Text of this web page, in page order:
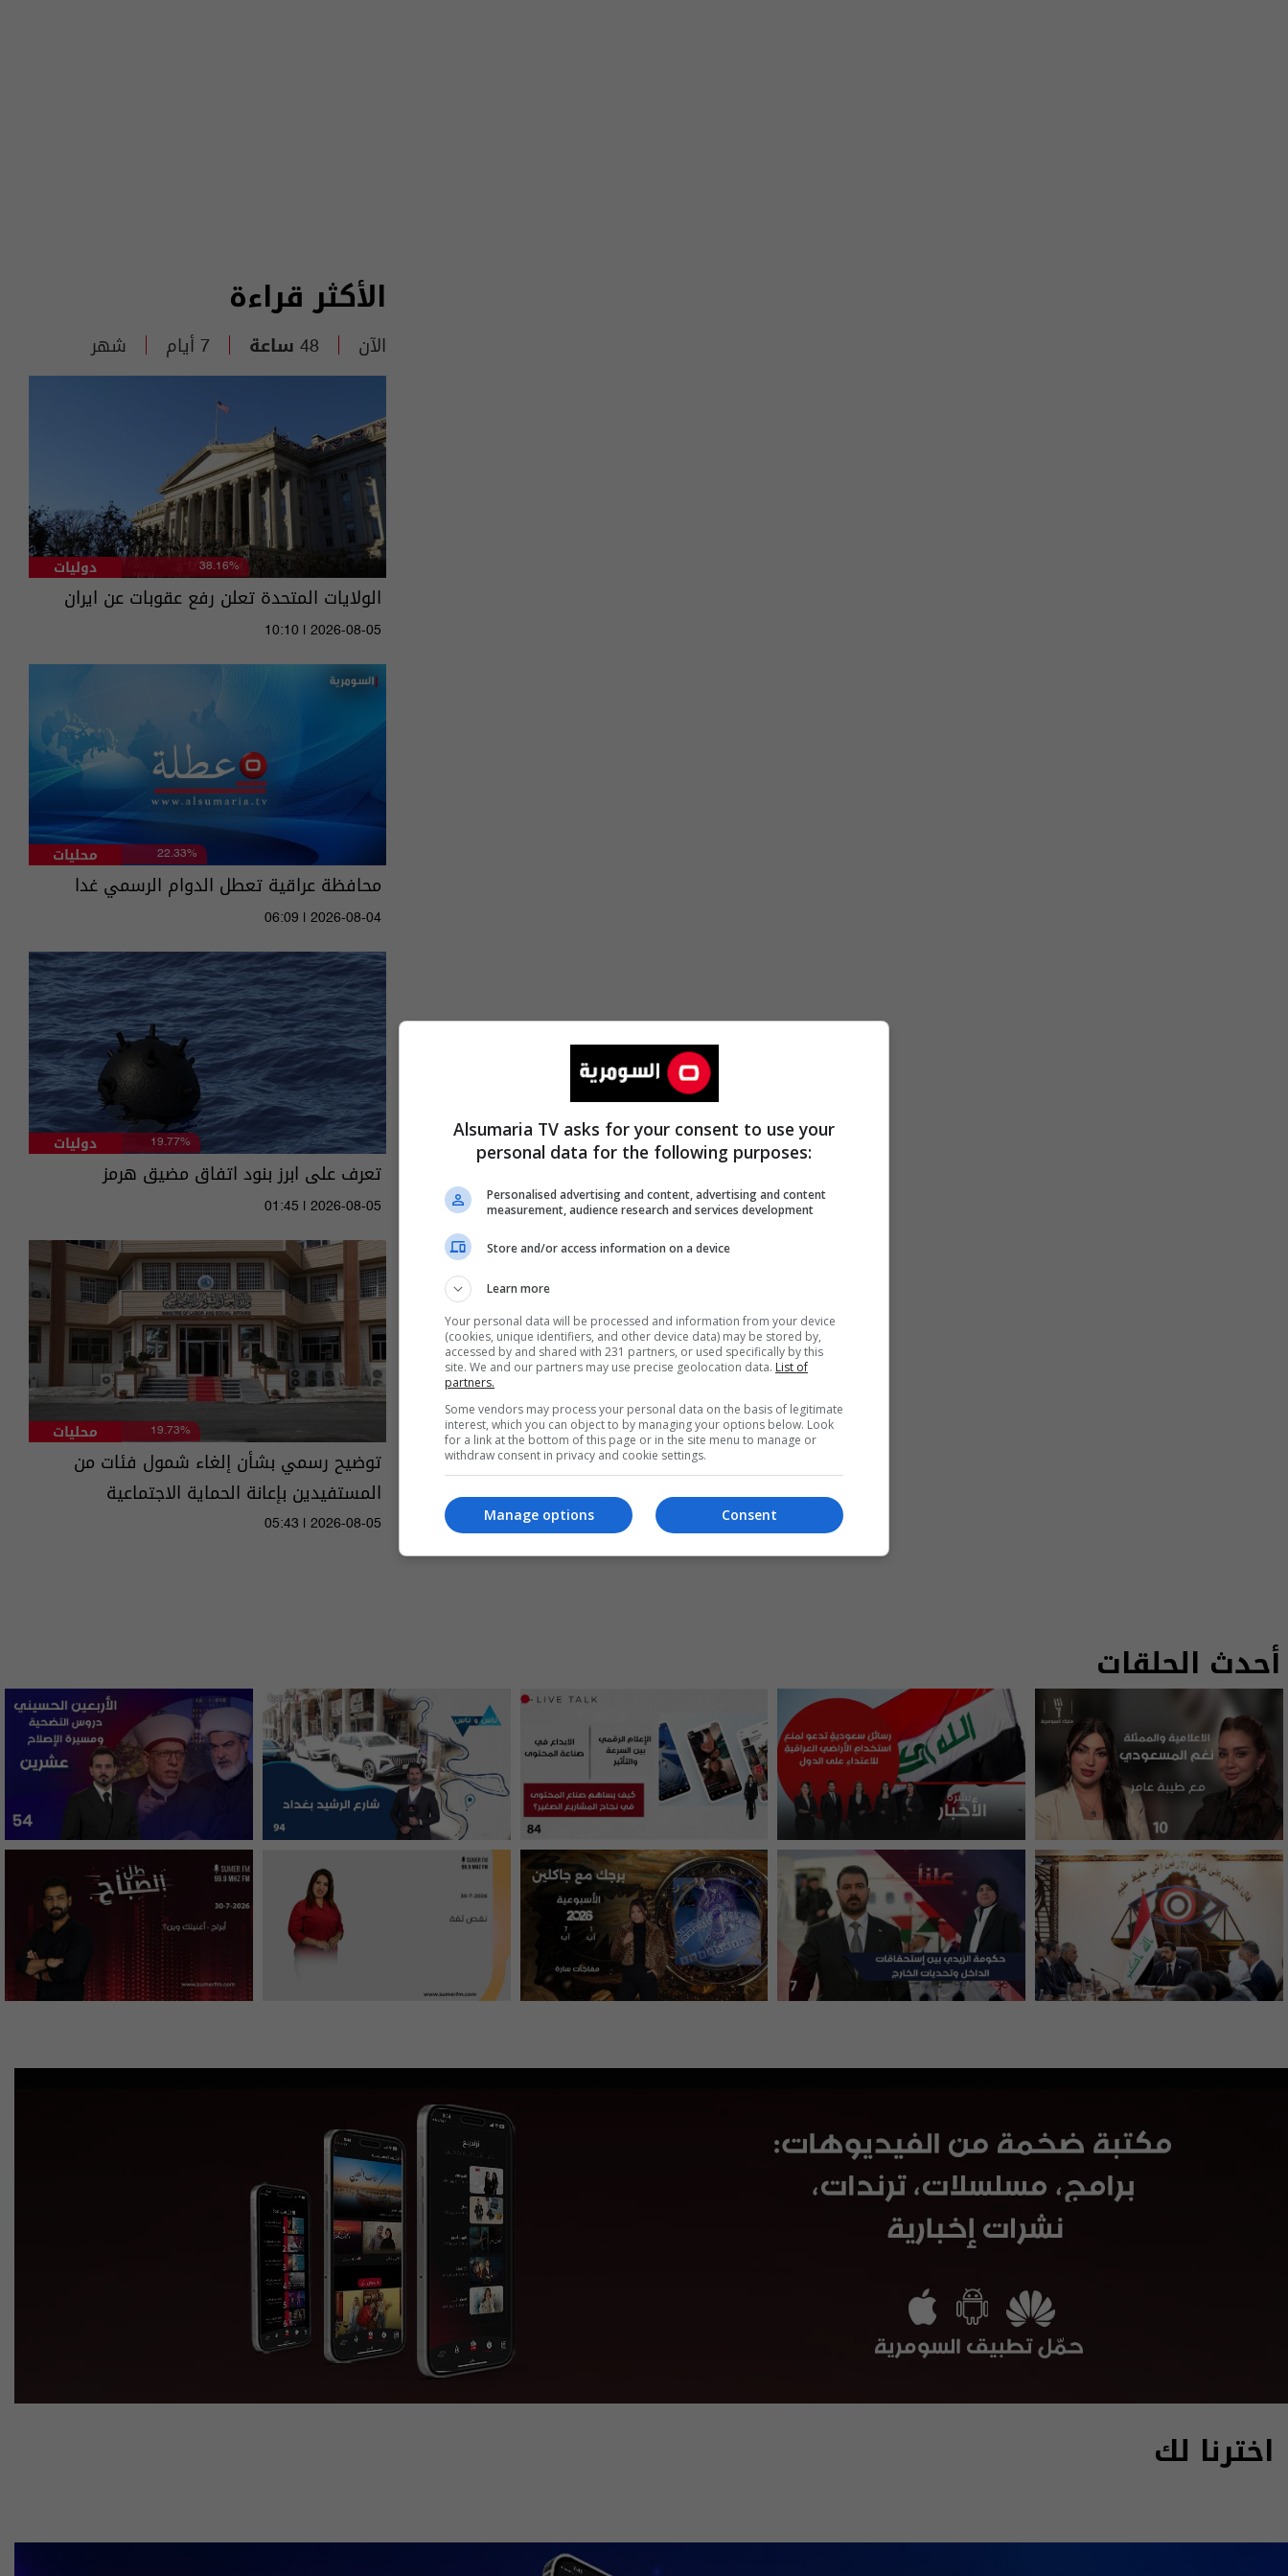
الأكثر قراءة
الآن 48 ساعة 7 أيام شهر
دوليات 38.16%
الولايات المتحدة تعلن رفع عقوبات عن ايران
10:10 | 2026-08-05
محليات 22.33%
محافظة عراقية تعطل الدوام الرسمي غدا
06:09 | 2026-08-04
دوليات 19.77%
تعرف على ابرز بنود اتفاق مضيق هرمز
01:45 | 2026-08-05
محليات 19.73%
توضيح رسمي بشأن إلغاء شمول فئات من
المستفيدين بإعانة الحماية الاجتماعية
05:43 | 2026-08-05
أحدث الحلقات
اخترنا لك
Alsumaria TV asks for your consent to use your
personal data for the following purposes:
Personalised advertising and content, advertising and content
measurement, audience research and services development
Store and/or access information on a device
Learn more
Your personal data will be processed and information from your device
(cookies, unique identifiers, and other device data) may be stored by,
accessed by and shared with 231 partners, or used specifically by this
site. We and our partners may use precise geolocation data. List of
partners.
Some vendors may process your personal data on the basis of legitimate
interest, which you can object to by managing your options below. Look
for a link at the bottom of this page or in the site menu to manage or
withdraw consent in privacy and cookie settings.
Consent
Manage options